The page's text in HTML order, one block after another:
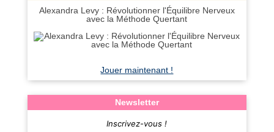
Alexandra Levy : Révolutionner l'Équilibre Nerveux
avec la Méthode Quertant
Jouer maintenant !
Newsletter
Inscrivez-vous !